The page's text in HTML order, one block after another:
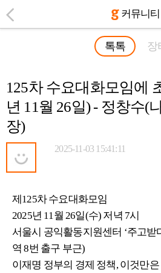
커뮤니티
톡톡 장
125차 수요대화모임에
년 11월 26일) - 정창수(
장)
2025-11-03 15:41:11
제125차 수요대화모임
2025년 11월 26일(수) 저녁 7시
서울시 공익활동지원센터 ‘주고받
역 8번 출구 부근)
이재명 정부의 경제 정책, 이것만